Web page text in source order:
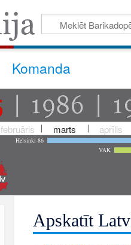
Komanda
februāris marts aprīlis
Helsinki-86
VAK
Apskatīt